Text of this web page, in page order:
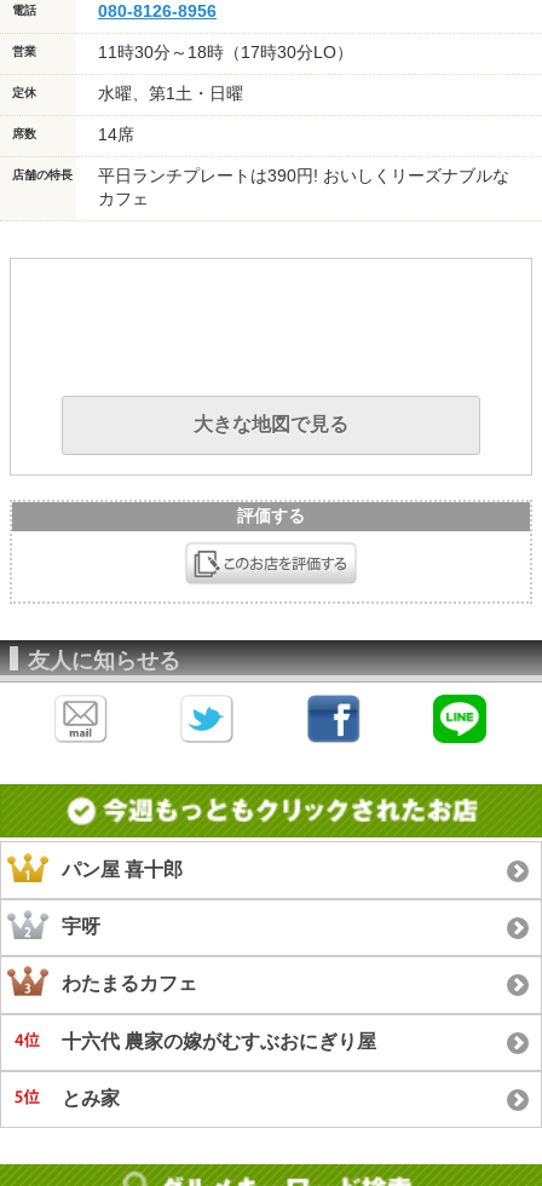
電話 080-8126-8956
営業 11時30分～18時（17時30分LO）
定休 水曜、第1土・日曜
席数 14席
店舗の特長
平日ランチプレートは390円! おいしくリーズナブルな
カフェ
大きな地図で見る
評価する
友人に知らせる
パン屋 喜十郎
宇呀
わたまるカフェ
十六代 農家の嫁がむすぶおにぎり屋
とみ家